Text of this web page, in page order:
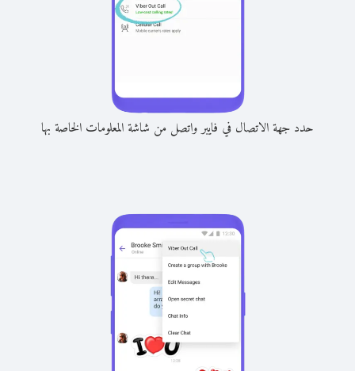
حدد جهة الاتصال في فايبر واتصل من شاشة المعلومات الخاصة بها